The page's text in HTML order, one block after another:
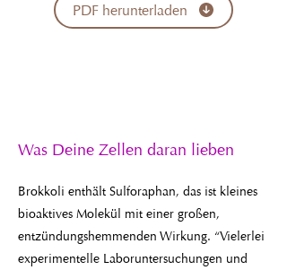
PDF herunterladen
Was Deine Zellen daran lieben
Brokkoli enthält Sulforaphan, das ist kleines
bioaktives Molekül mit einer großen,
entzündungshemmenden Wirkung. “Vielerlei
experimentelle Laboruntersuchungen und